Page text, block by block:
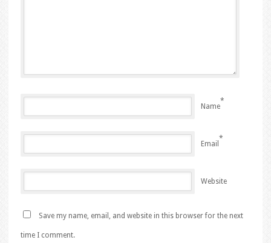
Name
*
Email
*
Website
Save my name, email, and website in this browser for the next
time I comment.